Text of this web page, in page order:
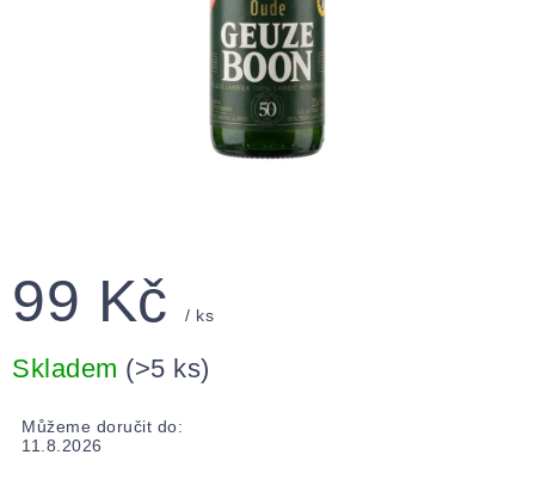
99 Kč / ks
cena:
Skladem (>5 ks)
Můžeme doručit do:
11.8.2026